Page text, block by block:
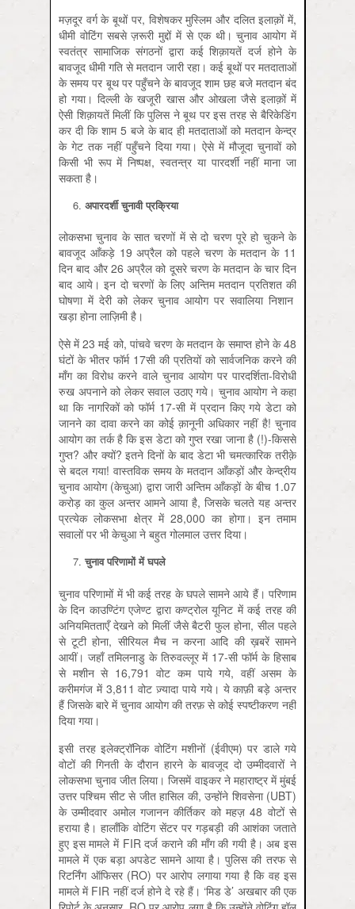
मज़दूर वर्ग के बूथों पर, विशेषकर मुस्लिम और दलित इलाक़ों में,
धीमी वोटिंग सबसे ज़रूरी मुद्दों में से एक थी। चुनाव आयोग में
स्वतंत्र सामाजिक संगठनों द्वारा कई शिक़ायतें दर्ज होने के
बावजूद धीमी गति से मतदान जारी रहा। कई बूथों पर मतदाताओं
के समय पर बूथ पर पहुँचने के बावजूद शाम छह बजे मतदान बंद
हो गया। दिल्ली के खजूरी खास और ओखला जैसे इलाक़ों में
ऐसी शिक़ायतें मिलीं कि पुलिस ने बूथ पर इस तरह से बैरिकेडिंग
कर दी कि शाम 5 बजे के बाद ही मतदाताओं को मतदान केन्द्र
के गेट तक नहीं पहुँचने दिया गया। ऐसे में मौजूदा चुनावों को
किसी भी रूप में निष्पक्ष, स्वतन्त्र या पारदर्शी नहीं माना जा
सकता है।
अपारदर्शी चुनावी प्रक्रिया
लोकसभा चुनाव के सात चरणों में से दो चरण पूरे हो चुकने के
बावजूद आँकड़े 19 अप्रैल को पहले चरण के मतदान के 11
दिन बाद और 26 अप्रैल को दूसरे चरण के मतदान के चार दिन
बाद आये। इन दो चरणों के लिए अन्तिम मतदान प्रतिशत की
घोषणा में देरी को लेकर चुनाव आयोग पर सवालिया निशान
खड़ा होना लाज़िमी है।
ऐसे में 23 मई को, पांचवे चरण के मतदान के समाप्त होने के 48
घंटों के भीतर फॉर्म 17सी की प्रतियों को सार्वजनिक करने की
माँग का विरोध करने वाले चुनाव आयोग पर पारदर्शिता-विरोधी
रुख अपनाने को लेकर सवाल उठाए गये। चुनाव आयोग ने कहा
था कि नागरिकों को फॉर्म 17-सी में प्रदान किए गये डेटा को
जानने का दावा करने का कोई क़ानूनी अधिकार नहीं है! चुनाव
आयोग का तर्क है कि इस डेटा को गुप्त रखा जाना है (!)-किससे
गुप्त? और क्यों? इतने दिनों के बाद डेटा भी चमत्कारिक तरीक़े
से बदल गया! वास्तविक समय के मतदान आँकड़ों और केन्द्रीय
चुनाव आयोग (केचुआ) द्वारा जारी अन्तिम आँकड़ों के बीच 1.07
करोड़ का कुल अन्तर आमने आया है, जिसके चलते यह अन्तर
प्रत्येक लोकसभा क्षेत्र में 28,000 का होगा। इन तमाम
सवालों पर भी केचुआ ने बहुत गोलमाल उत्तर दिया।
चुनाव परिणामों में घपले
चुनाव परिणामों में भी कई तरह के घपले सामने आये हैं। परिणाम
के दिन काउण्टिंग एजेण्ट द्वारा कण्ट्रोल यूनिट में कई तरह की
अनियमितताएँ देखने को मिलीं जैसे बैटरी फुल होना, सील पहले
से टूटी होना, सीरियल मैच न करना आदि की ख़बरें सामने
आयीं। जहाँ तमिलनाडु के तिरुवल्लूर में 17-सी फॉर्म के हिसाब
से मशीन से 16,791 वोट कम पाये गये, वहीं असम के
करीमगंज में 3,811 वोट ज़्यादा पाये गये। ये काफ़ी बड़े अन्तर
हैं जिसके बारे में चुनाव आयोग की तरफ़ से कोई स्पष्टीकरण नहीं
दिया गया।
इसी तरह इलेक्ट्रॉनिक वोटिंग मशीनों (ईवीएम) पर डाले गये
वोटों की गिनती के दौरान हारने के बावजूद दो उम्मीदवारों ने
लोकसभा चुनाव जीत लिया। जिसमें वाइकर ने महाराष्ट्र में मुंबई
उत्तर पश्चिम सीट से जीत हासिल की, उन्होंने शिवसेना (UBT)
के उम्मीदवार अमोल गजानन कीर्तिकर को महज़ 48 वोटों से
हराया है। हालाँकि वोटिंग सेंटर पर गड़बड़ी की आशंका जताते
हुए इस मामले में FIR दर्ज कराने की माँग की गयी है। अब इस
मामले में एक बड़ा अपडेट सामने आया है। पुलिस की तरफ से
रिटर्निंग ऑफिसर (RO) पर आरोप लगाया गया है कि वह इस
मामले में FIR नहीं दर्ज होने दे रहे हैं। ‘मिड डे’ अखबार की एक